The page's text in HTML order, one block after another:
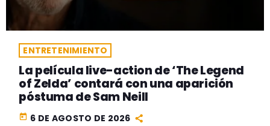
ENTRETENIMIENTO
La película live-action de ‘The Legend
of Zelda’ contará con una aparición
póstuma de Sam Neill
today 6 DE AGOSTO DE 2026